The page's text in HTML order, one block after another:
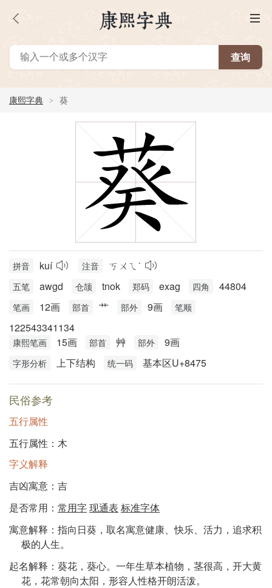
康熙字典 葵
拼音 kuí 注音 ㄎㄨㄟˊ
五笔 awgd 仓颉 tnok 郑码 exag 四角 44804
笔画 12画 部首 艹 部外 9画 笔顺
122543341134
康熙笔画 15画 部首 艸 部外 9画
字形分析 上下结构 统一码 基本区U+8475
民俗参考
五行属性
五行属性：木
字义解释
吉凶寓意：吉
是否常用： 常用字现通表 标准字体
寓意解释：指向日葵，取名寓意健康、快乐、活力，追求积
极的人生。
起名解释：葵花，葵心。一年生草本植物，茎很高，开大黄
花，花常朝向太阳，形容人性格开朗活泼。